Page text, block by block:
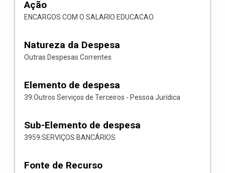
Ação
ENCARGOS COM O SALARIO EDUCACAO
Natureza da Despesa
Outras Despesas Correntes
Elemento de despesa
39:Outros Serviços de Terceiros - Pessoa Jurídica
Sub-Elemento de despesa
3959:SERVIÇOS BANCÁRIOS
Fonte de Recurso